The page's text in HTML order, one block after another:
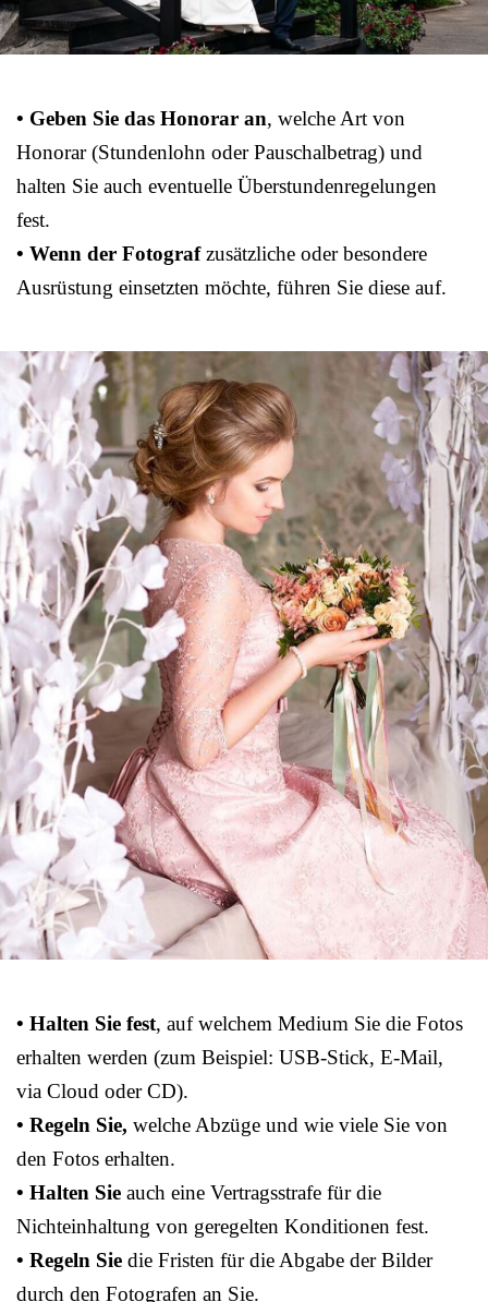
• Geben Sie das Honorar an, welche Art von
Honorar (Stundenlohn oder Pauschalbetrag) und
halten Sie auch eventuelle Überstundenregelungen
fest.
• Wenn der Fotografzusätzliche oder besondere
Ausrüstung einsetzten möchte, führen Sie diese auf.
• Halten Sie fest, auf welchem Medium Sie die Fotos
erhalten werden (zum Beispiel: USB-Stick, E-Mail,
via Cloud oder CD).
• Regeln Sie, welche Abzüge und wie viele Sie von
den Fotos erhalten.
• Halten Sie auch eine Vertragsstrafe für die
Nichteinhaltung von geregelten Konditionen fest.
• Regeln Sie die Fristen für die Abgabe der Bilder
durch den Fotografen an Sie.